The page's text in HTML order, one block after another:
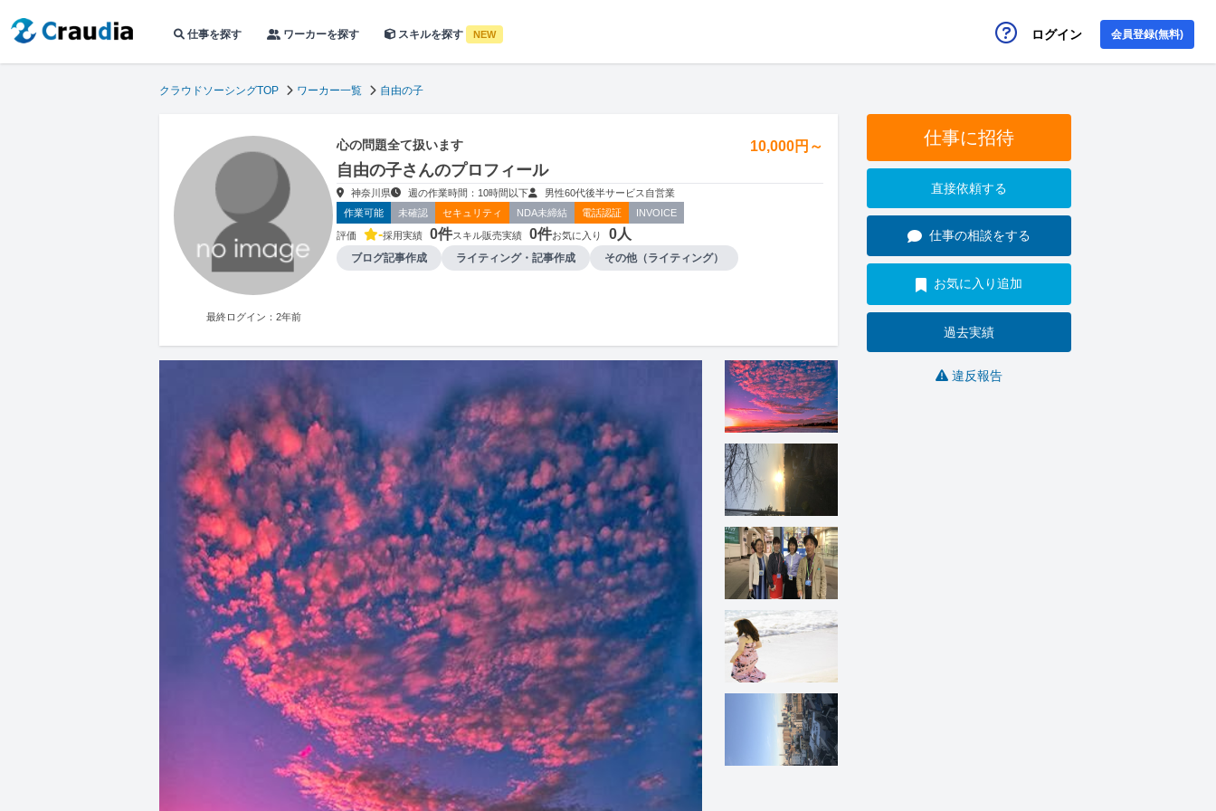
仕事を探す ワーカーを探す スキルを探す NEW ログイン 会員登録(無料)
クラウドソーシングTOP ワーカー一覧 自由の子
最終ログイン：2年前
心の問題全て扱います 10,000円～
自由の子さんのプロフィール
神奈川県 週の作業時間：10時間以下 男性60代後半サービス 自営業
作業可能
未確認 セキュリティ NDA未締結 電話認証 INVOICE
評価 -採用実績 0件スキル販売実績 0件お気に入り 0人
ブログ記事作成 ライティング・記事作成 その他（ライティング）
仕事に招待
直接依頼する
仕事の相談をする
お気に入り追加
過去実績
違反報告